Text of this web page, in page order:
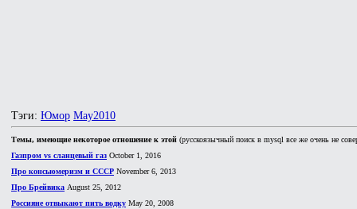
Тэги: Юмор May2010
Темы, имеющие некоторое отношение к этой (русскоязычный поиск в mysql все же очень не
Газпром vs сланцевый газ October 1, 2016
Про консьюмеризм и СССР November 6, 2013
Про Брейвика August 25, 2012
Россияне отвыкают пить водку May 20, 2008